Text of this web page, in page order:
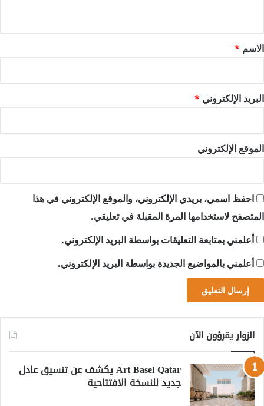
*
الاسم *
البريد الإلكتروني *
الموقع الإلكتروني
احفظ اسمي، بريدي الإلكتروني، والموقع الإلكتروني في هذا
المتصفح لاستخدامها المرة المقبلة في تعليقي.
أعلمني بمتابعة التعليقات بواسطة البريد الإلكتروني.
أعلمني بالمواضيع الجديدة بواسطة البريد الإلكتروني.
الزوار يقرؤون الآن
Art Basel Qatar يكشف عن تنسيق عادل
جديد للنسخة الافتتاحية